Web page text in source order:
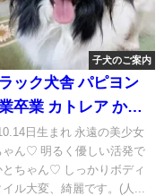
子犬のご案内
ック犬舎 パピヨン
卒業 カトレア かと
♡オーナー様募集中
(⁠人⁠ ⁠•͈⁠ᴗ⁠•͈⁠)
日生まれ 永遠の美少女
ゃん♡ 明るく優しい活発で
とちゃん♡ しっかりボディ
ル大変、綺麗です。(⁠人...